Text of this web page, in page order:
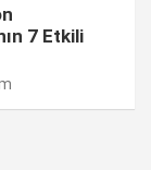
7 Etkili